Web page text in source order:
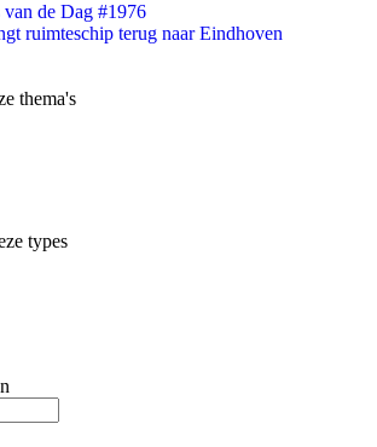
van de Dag #1976
ruimteschip terug naar Eindhoven
thema's
types